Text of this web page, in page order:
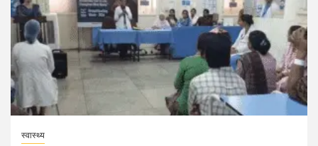
स्वास्थ्य